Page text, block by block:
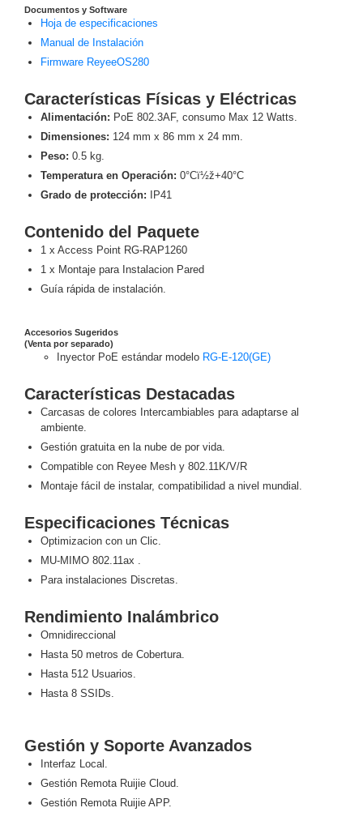
Alimentación
con
RespaldoInyectores
de
EnergíaPoE
de Largo
Alcance UPS
- No Break
Kits-
Completos
Megapixel
TurboHD
de 4
Canales
Monitores
y
Mobiliario
Accesorios
de
ApoyoPantallas
/
Seguridad
Protección
Contra
Alterna Corriente
Directa
Redes
/
Almacenamiento
AccesoriosAlmacenamiento
eSATADiscos
Memorias
Documentos y Software
Hoja de especificaciones
Manual de Instalación
Firmware ReyeeOS280
Características Físicas y Eléctricas
Alimentación: PoE 802.3AF, consumo Max 12 Watts.
Dimensiones: 124 mm x 86 mm x 24 mm.
Peso: 0.5 kg.
Temperatura en Operación: 0°Cï½ž+40°C
Grado de protección: IP41
Contenido del Paquete
1 x Access Point RG-RAP1260
1 x Montaje para Instalacion Pared
Guía rápida de instalación.
Accesorios Sugeridos
(Venta por separado)
Inyector PoE estándar modelo RG-E-120(GE)
Características Destacadas
Carcasas de colores Intercambiables para adaptarse al
ambiente.
Gestión gratuita en la nube de por vida.
Compatible con Reyee Mesh y 802.11K/V/R
Montaje fácil de instalar, compatibilidad a nivel mundial.
Especificaciones Técnicas
Optimizacion con un Clic.
MU-MIMO 802.11ax .
Para instalaciones Discretas.
Rendimiento Inalámbrico
Omnidireccional
Hasta 50 metros de Cobertura.
Hasta 512 Usuarios.
Hasta 8 SSIDs.
Gestión y Soporte Avanzados
Interfaz Local.
Gestión Remota Ruijie Cloud.
Gestión Remota Ruijie APP.